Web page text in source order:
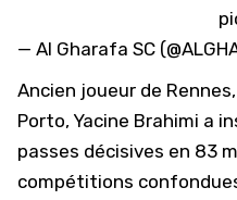
— Al Gharafa SC
Ancien joueur de
Porto, Yacine Brahimi a
passes décisives en 83
compétitions